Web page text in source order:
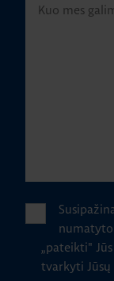
„pateikti"
tvarkyti Jūsų